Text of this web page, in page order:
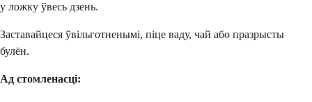
у ложку ўвесь дзень.
Заставайцеся ўвільготненымі, піце ваду, чай або празрысты
булён.
Ад стомленасці: